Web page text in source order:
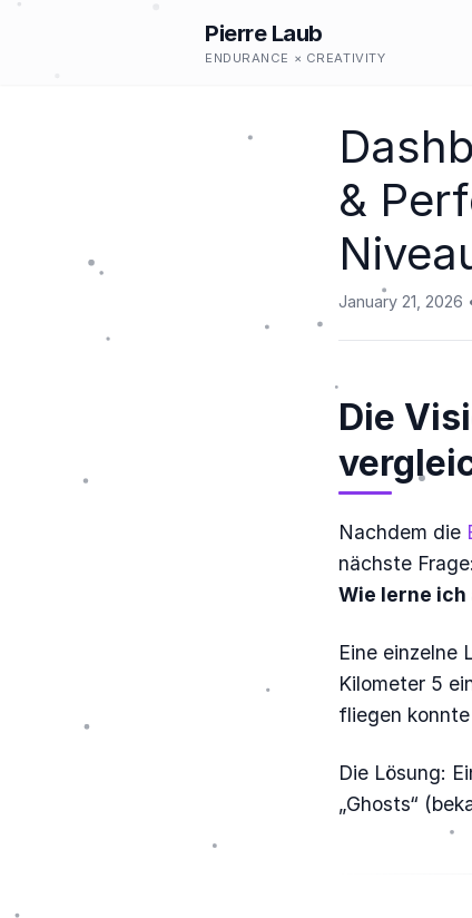
Pierre Laub
ENDURANCE × CREATIVITY
&
January 21, 2026
Die
Nachdem die
nächste Frage:
Wie lerne ich
Eine einzelne
Kilometer 5
fliegen
Die Lösung:
„Ghosts“